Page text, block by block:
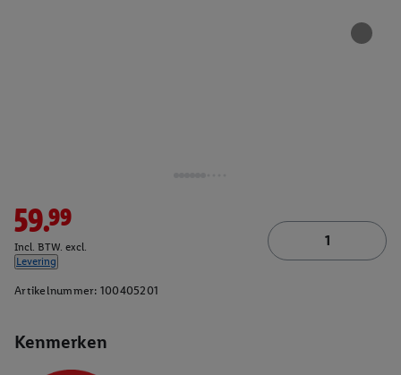
Kenmerken
59.99
Incl. BTW. excl.
Levering
Artikelnummer: 100405201